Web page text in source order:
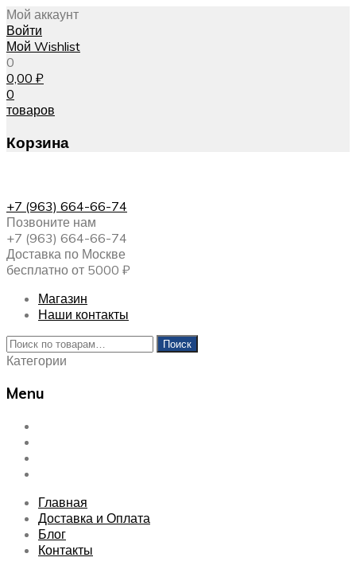
Мой аккаунт
Войти
Мой Wishlist
0
0,00 ₽
0
товаров
Корзина
+7 (963) 664-66-74
Позвоните нам
+7 (963) 664-66-74
Доставка по Москве
бесплатно от 5000 ₽
Магазин
Наши контакты
Искать:
Поиск
Категории
Menu
Skip
content
Главная
Доставка и Оплата
Блог
Контакты